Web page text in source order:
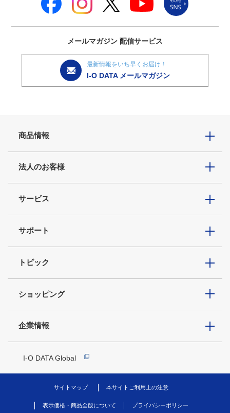
メールマガジン 配信サービス
最新情報をいち早くお届け！
I-O DATA メールマガジン
商品情報
法人のお客様
サービス
サポート
トピック
ショッピング
企業情報
I-O DATA Global
サイトマップ 本サイトご利用上の注意
表示価格・商品全般について プライバシーポリシー